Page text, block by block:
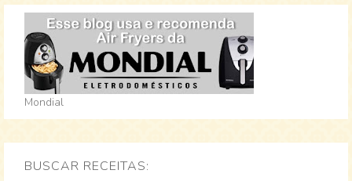
Mondial
BUSCAR RECEITAS: